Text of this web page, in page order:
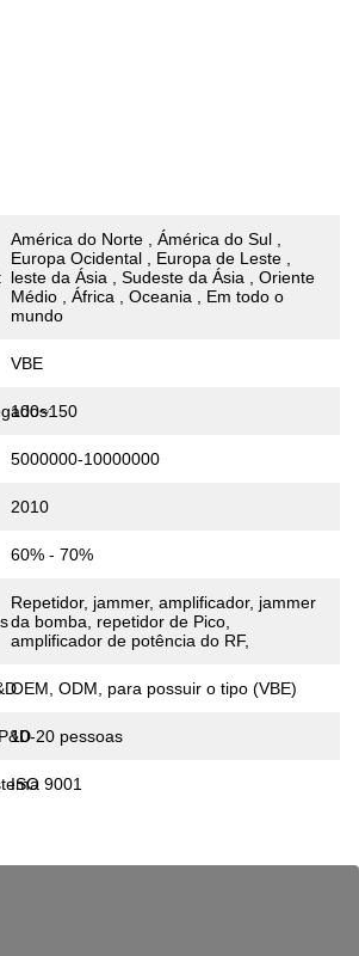
América do Norte , Ámérica do Sul ,
Europa Ocidental , Europa de Leste ,
leste da Ásia , Sudeste da Ásia , Oriente
Médio , África , Oceania , Em todo o
mundo
VBE
100~150
5000000-10000000
2010
60% - 70%
Repetidor, jammer, amplificador, jammer
da bomba, repetidor de Pico,
amplificador de potência do RF,
OEM, ODM, para possuir o tipo (VBE)
10-20 pessoas
ISO 9001